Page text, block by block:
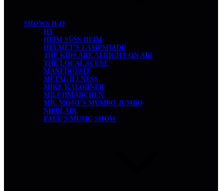
SHOWS H-Q
H1
HEIM SÜSS HEIM
HELMET’S LAMPSHADE
THE KIDS ARE ALRIGHT ON AIR
THE LOCAL SCENE
MANEDOESIT
METAL ILLNESS
MIKE KALODNER
MILCHMÄDCHEN
MR. MOJO’S MUMBO JUMBO
NIEBLAIR
PAUL’S MUSIC SHOW